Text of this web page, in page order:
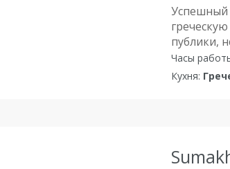
Успешный
публики,
Часы
Кухня: